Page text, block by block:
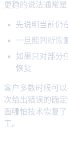
更稳的说法通常是
先说明当前仍
一旦能判断恢
如果只对部分
恢复
客户多数时候可
次给出错误的确
面哪怕技术恢复
工。